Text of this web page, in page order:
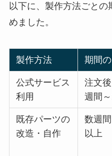
以下に、製作方法ごとの
めました。
製作方法 期間
公式サービス
利用
注文
週間
既存パーツの
改造・自作
数週
以上